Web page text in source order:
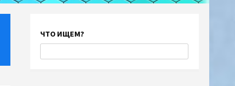
ЧТО ИЩЕМ?